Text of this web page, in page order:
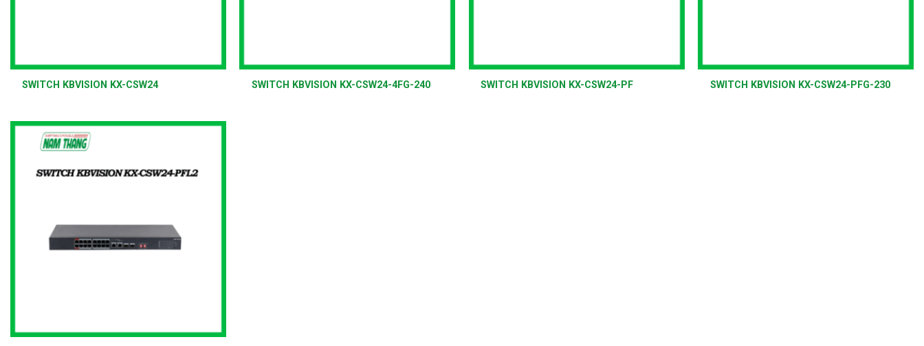
SWITCH KBVISION KX-CSW24 SWITCH KBVISION KX-CSW24-4FG-240 SWITCH KBVISION KX-CSW24-PF SWITCH KBVISION KX-CSW24-PFG-230